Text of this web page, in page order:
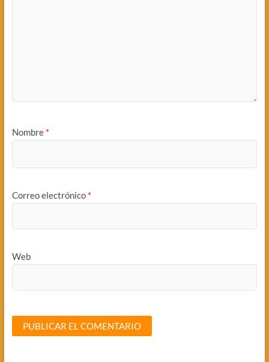
Nombre *
Correo electrónico *
Web